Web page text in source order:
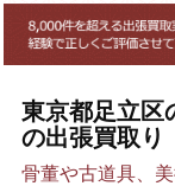
東京都足立区
の出張買取り
骨董や古道具、